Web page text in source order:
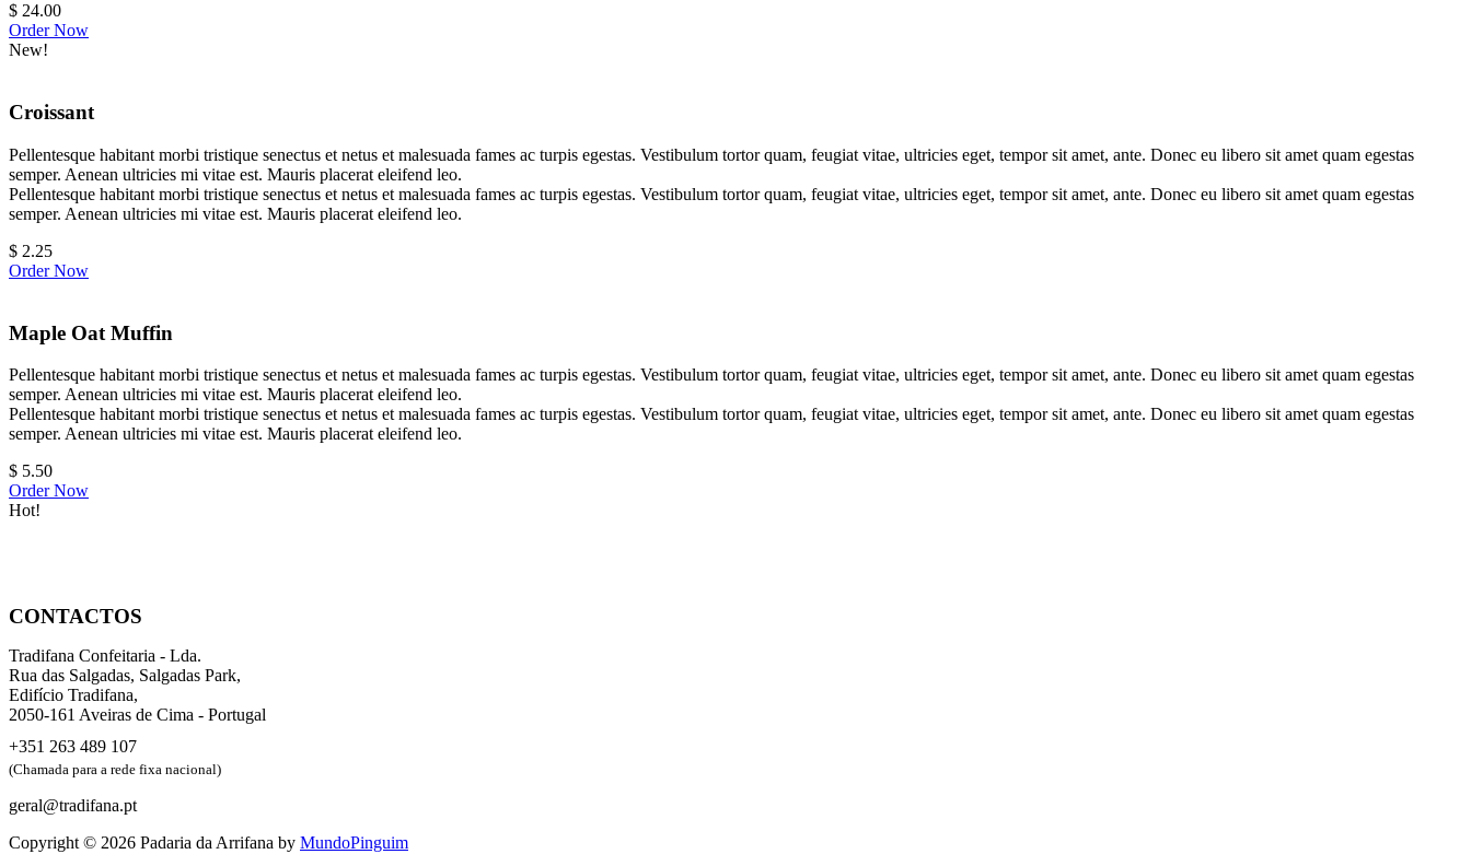
$ 24.00
Order Now
New!
Croissant
Pellentesque habitant morbi tristique senectus et netus et malesuada fames ac turpis egestas. Vestibulum tortor quam, feugiat vitae, ultricies eget, tempor sit amet, ante. Donec eu libero sit amet quam egestas
semper. Aenean ultricies mi vitae est. Mauris placerat eleifend leo.
Pellentesque habitant morbi tristique senectus et netus et malesuada fames ac turpis egestas. Vestibulum tortor quam, feugiat vitae, ultricies eget, tempor sit amet, ante. Donec eu libero sit amet quam egestas
semper. Aenean ultricies mi vitae est. Mauris placerat eleifend leo.
$ 2.25
Order Now
Maple Oat Muffin
Pellentesque habitant morbi tristique senectus et netus et malesuada fames ac turpis egestas. Vestibulum tortor quam, feugiat vitae, ultricies eget, tempor sit amet, ante. Donec eu libero sit amet quam egestas
semper. Aenean ultricies mi vitae est. Mauris placerat eleifend leo.
Pellentesque habitant morbi tristique senectus et netus et malesuada fames ac turpis egestas. Vestibulum tortor quam, feugiat vitae, ultricies eget, tempor sit amet, ante. Donec eu libero sit amet quam egestas
semper. Aenean ultricies mi vitae est. Mauris placerat eleifend leo.
$ 5.50
Order Now
Hot!
CONTACTOS
Tradifana Confeitaria - Lda.
Rua das Salgadas, Salgadas Park,
Edifício Tradifana,
2050-161 Aveiras de Cima - Portugal
+351 263 489 107
(Chamada para a rede fixa nacional)
geral@tradifana.pt
Copyright © 2026 Padaria da Arrifana by MundoPinguim